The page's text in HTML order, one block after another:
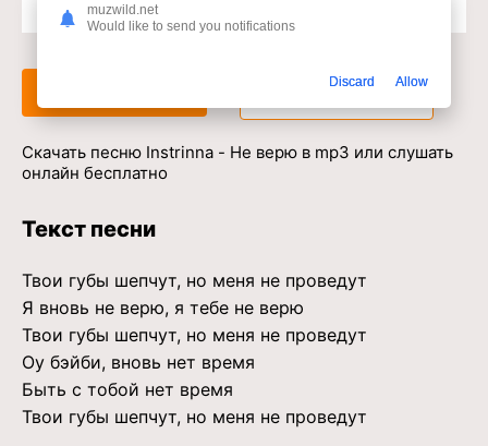
Доступ к музыкальному сервису
Скачать
Скачать песню Instrinna - Не верю в mp3 или слушать
онлайн бесплатно
Текст песни
Твои губы шепчут, но меня не проведут
Я вновь не верю, я тебе не верю
Твои губы шепчут, но меня не проведут
Оу бэйби, вновь нет время
Быть с тобой нет время
Твои губы шепчут, но меня не проведут
muzwild.net
Would like to send you notifications
Discard Allow